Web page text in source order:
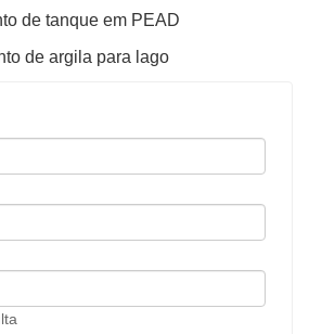
de tanque em PEAD
de argila para lago